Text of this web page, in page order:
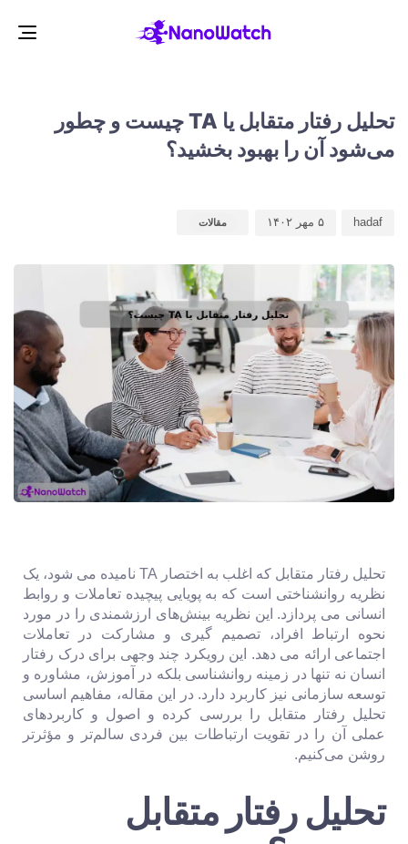
تحلیل رفتار متقابل یا TA چیست و چطور
می‌شود آن را بهبود بخشید؟
hadaf ۵ مهر ۱۴۰۲ مقالات
تحلیل رفتار متقابل که اغلب به اختصار TA نامیده می شود، یک
نظریه روانشناختی است که به پویایی پیچیده تعاملات و روابط
انسانی می پردازد. این نظریه بینش‌های ارزشمندی را در مورد
نحوه ارتباط افراد، تصمیم گیری و مشارکت در تعاملات
اجتماعی ارائه می دهد. این رویکرد چند وجهی برای درک رفتار
انسان نه تنها در زمینه روانشناسی بلکه در آموزش، مشاوره و
توسعه سازمانی نیز کاربرد دارد. در این مقاله، مفاهیم اساسی
تحلیل رفتار متقابل را بررسی کرده و اصول و کاربردهای
عملی آن را در تقویت ارتباطات بین فردی سالم‌تر و مؤثرتر
روشن می‌کنیم.
تحلیل رفتار متقابل